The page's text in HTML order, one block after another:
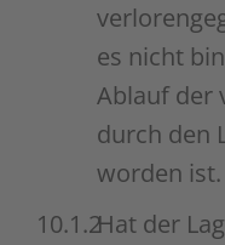
es nicht
Ablauf der
durch den
worden ist.
10.1.2Hat der